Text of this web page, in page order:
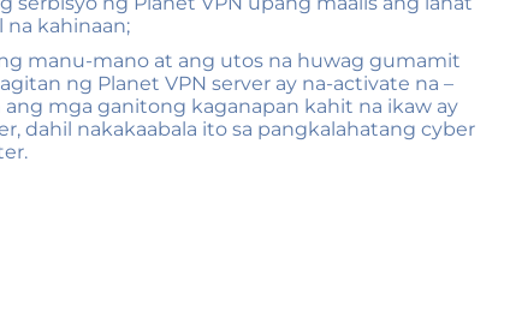
kahinaan;
manu-mano at ang utos na huwag gumamit
ng Planet VPN server ay na-activate na –
mga ganitong kaganapan kahit na ikaw ay
dahil nakakaabala ito sa pangkalahatang cyber